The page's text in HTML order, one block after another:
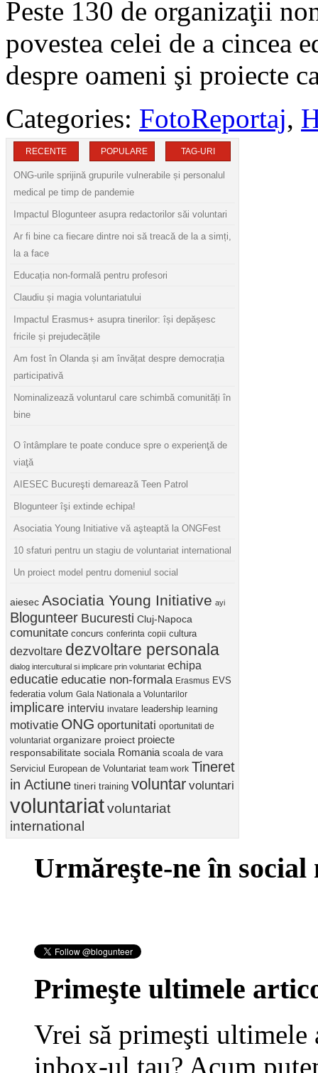
Peste 130 de organizaţii
povestea celei de a cincea
despre oameni şi proiecte
Categories: FotoReportaj,
RECENTE POPULARE TAG-URI
ONG-urile sprijină grupurile vulnerabile și personalul
medical pe timp de pandemie
Impactul Blogunteer asupra redactorilor săi voluntari
Ar fi bine ca fiecare dintre noi să treacă de la a simți,
la a face
Educația non-formală pentru profesori
Claudiu și magia voluntariatului
Impactul Erasmus+ asupra tinerilor: își depășesc
fricile și prejudecățile
Am fost în Olanda și am învățat despre democrația
participativă
Nominalizează voluntarul care schimbă comunități în
bine
O întâmplare te poate conduce spre o experienţă de
viaţă
AIESEC Bucureşti demarează Teen Patrol
Blogunteer îşi extinde echipa!
Asociatia Young Initiative vă aşteaptă la ONGFest
10 sfaturi pentru un stagiu de voluntariat international
Un proiect model pentru domeniul social
aiesec Asociatia Young Initiative ayi
Blogunteer Bucuresti Cluj-Napoca
comunitate concurs conferinta copii cultura
dezvoltare dezvoltare personala
dialog intercultural si implicare prin voluntariat echipa
educatie educatie non-formala Erasmus EVS
federatia volum Gala Nationala a Voluntarilor
implicare interviu invatare leadership learning
motivatie ONG oportunitati oportunitati de
voluntariat organizare proiect proiecte
responsabilitate sociala Romania scoala de vara
Serviciul European de Voluntariat team work Tineret
in Actiune tineri training voluntar voluntari
voluntariatvoluntariat
international
Urmăreşte-ne în social
Primeşte ultimele
Vrei să primeşti
inbox-ul tau? Acum